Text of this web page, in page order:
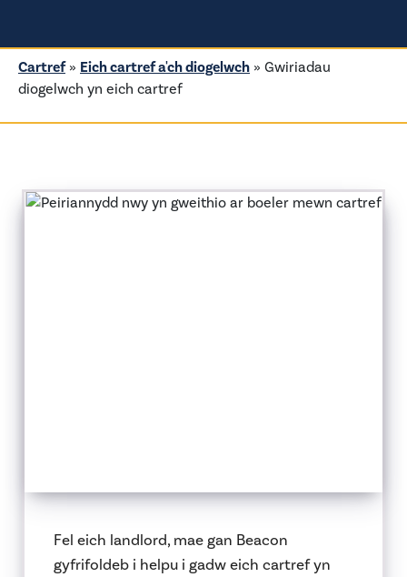
Cartref» Eich cartref a'ch diogelwch » Gwiriadau
diogelwch yn eich cartref
Fel eich landlord, mae gan Beacon
gyfrifoldeb i helpu i gadw eich cartref yn